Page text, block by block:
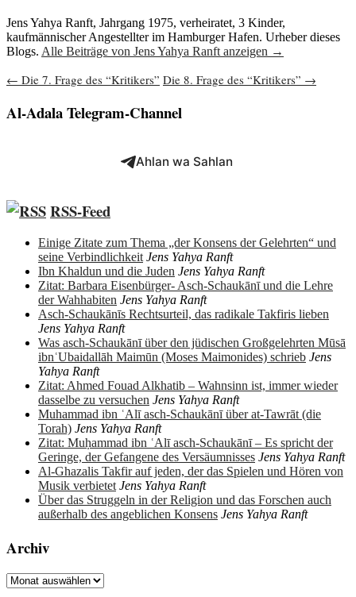
Jens Yahya Ranft, Jahrgang 1975, verheiratet, 3 Kinder,
kaufmännischer Angestellter im Hamburger Hafen. Urheber dieses
Blogs. Alle Beiträge von Jens Yahya Ranft anzeigen →
Beitragsnavigation
← Die 7. Frage des “Kritikers” Die 8. Frage des “Kritikers” →
Al-Adala Telegram-Channel
Ahlan wa Sahlan
RSS-Feed
Einige Zitate zum Thema „der Konsens der Gelehrten“ und
seine Verbindlichkeit Jens Yahya Ranft
Ibn Khaldun und die Juden Jens Yahya Ranft
Zitat: Barbara Eisenbürger- Asch-Schaukānī und die Lehre
der Wahhabiten Jens Yahya Ranft
Asch-Schaukānīs Rechtsurteil, das radikale Takfiris lieben
Jens Yahya Ranft
Was asch-Schaukānī über den jüdischen Großgelehrten Mūsā
ibnʿUbaidallāh Maimūn (Moses Maimonides) schrieb Jens
Yahya Ranft
Zitat: Ahmed Fouad Alkhatib – Wahnsinn ist, immer wieder
dasselbe zu versuchen Jens Yahya Ranft
Muhammad ibn ʿAlī asch-Schaukānī über at-Tawrāt (die
Torah) Jens Yahya Ranft
Zitat: Muḥammad ibn ʿAlī asch-Schaukānī – Es spricht der
Geringe, der Gefangene des Versäumnisses Jens Yahya Ranft
Al-Ghazalis Takfir auf jeden, der das Spielen und Hören von
Musik verbietet Jens Yahya Ranft
Über das Struggeln in der Religion und das Forschen auch
außerhalb des angeblichen Konsens Jens Yahya Ranft
Archiv
Archiv